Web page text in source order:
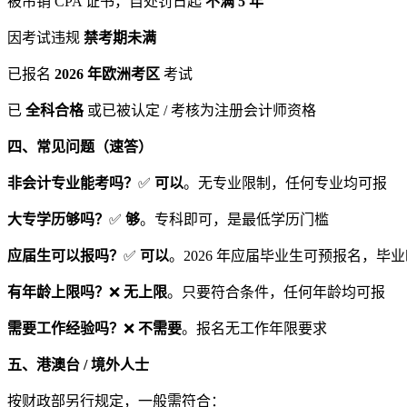
因考试违规 禁考期未满
已报名 2026 年欧洲考区 考试
已 全科合格或已被认定 / 考核为注册会计师资格
四、常见问题（速答）
非会计专业能考吗？ ✅ 可以。无专业限制，任何专业均可报
大专学历够吗？ ✅ 够。专科即可，是最低学历门槛
应届生可以报吗？ ✅ 可以。2026 年应届毕业生可预报名，毕
有年龄上限吗？ ❌ 无上限。只要符合条件，任何年龄均可报
需要工作经验吗？ ❌ 不需要。报名无工作年限要求
五、港澳台 / 境外人士
按财政部另行规定，一般需符合：